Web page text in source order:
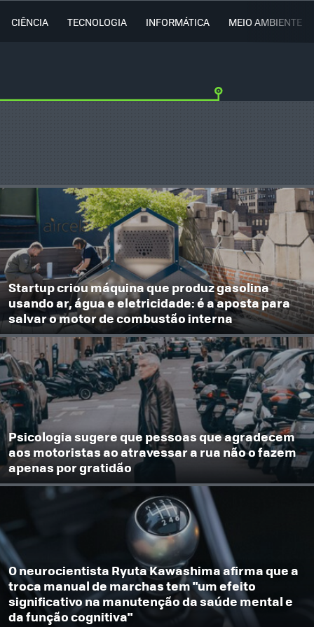
CIÊNCIA TECNOLOGIA INFORMÁTICA MEIO AMBIENTE
Startup criou máquina que produz gasolina
usando ar, água e eletricidade: é a aposta para
salvar o motor de combustão interna
Psicologia sugere que pessoas que agradecem
aos motoristas ao atravessar a rua não o fazem
apenas por gratidão
O neurocientista Ryuta Kawashima afirma que a
troca manual de marchas tem "um efeito
significativo na manutenção da saúde mental e
da função cognitiva"